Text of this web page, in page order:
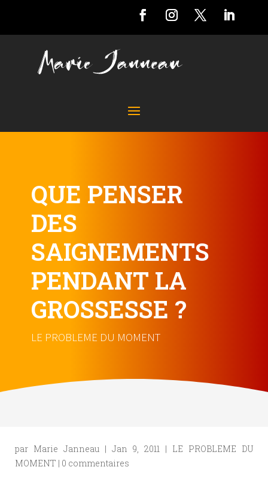
QUE PENSER
DES
SAIGNEMENTS
PENDANT LA
GROSSESSE ?
LE PROBLEME DU MOMENT
par Marie Janneau | Jan 9, 2011 | LE PROBLEME DU
MOMENT | 0 commentaires